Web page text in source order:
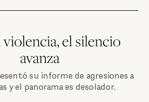
el silencio
avanza
su informe de agresiones a
y el panorama es desolador.